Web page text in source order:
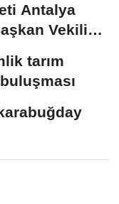
Antalya
Vekili
tarım